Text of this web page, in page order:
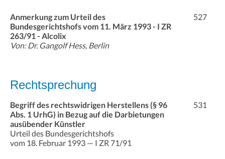
Anmerkung zum Urteil des
Bundesgerichtshofs vom 11. März 1993 - I ZR
263/91 - Alcolix
Von: Dr. Gangolf Hess, Berlin
527
Rechtsprechung
Begriff des rechtswidrigen Herstellens (§ 96
Abs. 1 UrhG) in Bezug auf die Darbietungen
ausübender Künstler
Urteil des Bundesgerichtshofs
vom 18. Februar 1993 — I ZR 71/91
531